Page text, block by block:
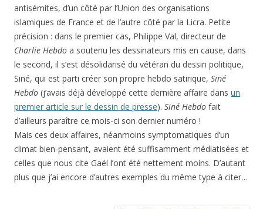
antisémites, d’un côté par l’Union des organisations
islamiques de France et de l’autre côté par la Licra. Petite
précision : dans le premier cas, Philippe Val, directeur de
Charlie Hebdo a soutenu les dessinateurs mis en cause, dans
le second, il s’est désolidarisé du vétéran du dessin politique,
Siné, qui est parti créer son propre hebdo satirique, Siné
Hebdo (j’avais déjà développé cette dernière affaire dans un
premier article sur le dessin de presse). Siné Hebdo fait
d’ailleurs paraître ce mois-ci son dernier numéro !
Mais ces deux affaires, néanmoins symptomatiques d’un
climat bien-pensant, avaient été suffisamment médiatisées et
celles que nous cite Gaël l’ont été nettement moins. D’autant
plus que j’ai encore d’autres exemples du même type à citer…